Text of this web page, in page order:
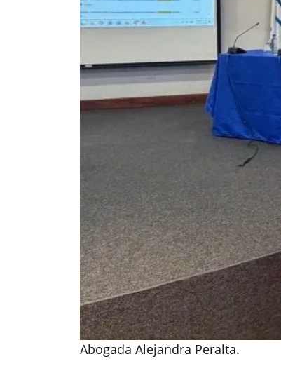
Abogada Alejandra Peralta.